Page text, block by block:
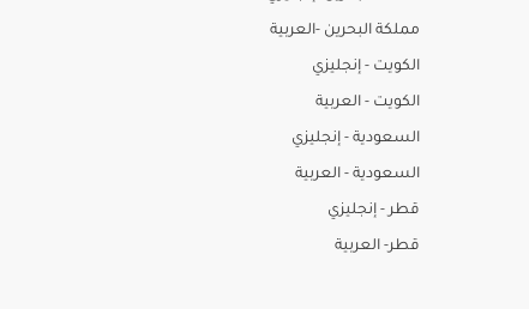
مملكة البحرين -العربية
الكويت - إنجليزي
الكويت - العربية
السعودية - إنجليزي
السعودية - العربية
قطر - إنجليزي
قطر- العربية